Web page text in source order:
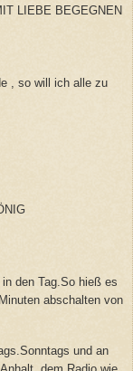
LIEBE BEGEGNEN
, so will ich alle zu
den Tag.So hieß es
abschalten von
und an